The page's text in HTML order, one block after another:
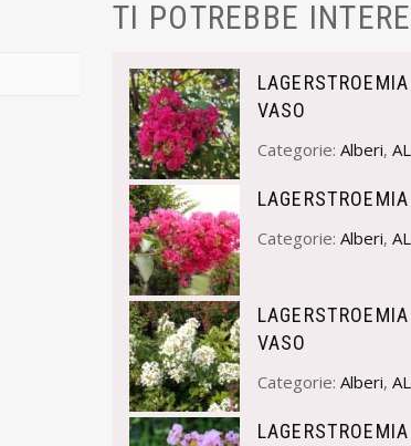
TI POTREBBE
VASO
Categorie: Alberi,
Categorie: Alberi,
VASO
Categorie: Alberi,